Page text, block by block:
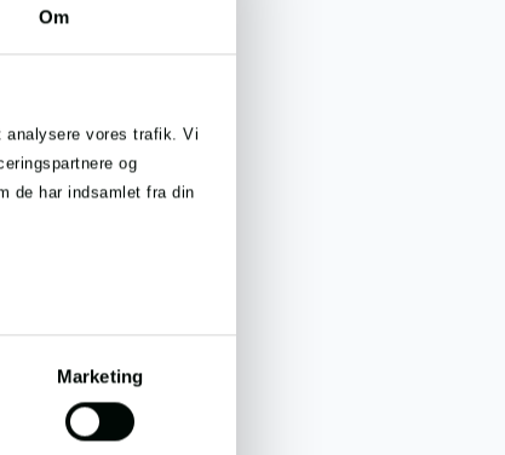
Om
vores trafik. Vi
og
de har indsamlet fra din
Marketing